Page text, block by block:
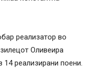
реализатор во
Оливеира
реализирани поени.